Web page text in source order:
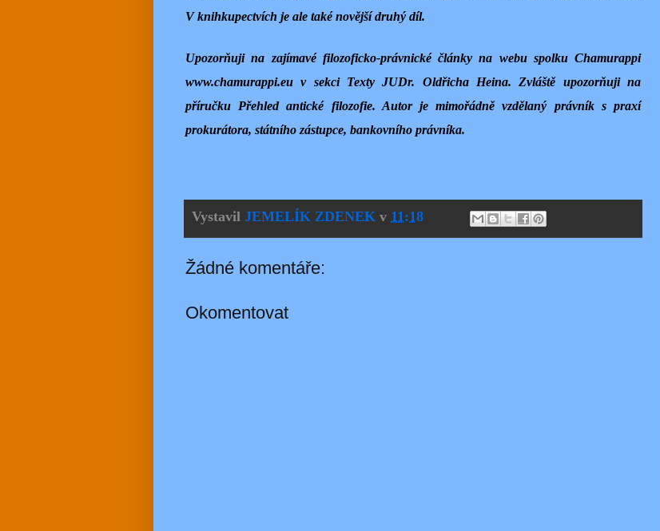
V knihkupectvích je ale také novější druhý díl.
Upozorňuji na zajímavé filozoficko-právnické články na webu spolku Chamurappi
www.chamurappi.eu v sekci Texty JUDr. Oldřicha Heina. Zvláště upozorňuji na
příručku Přehled antické filozofie. Autor je mimořádně vzdělaný právník s praxí
prokurátora, státního zástupce, bankovního právníka.
Vystavil JEMELÍK ZDENEK v 11:18
Žádné komentáře:
Okomentovat